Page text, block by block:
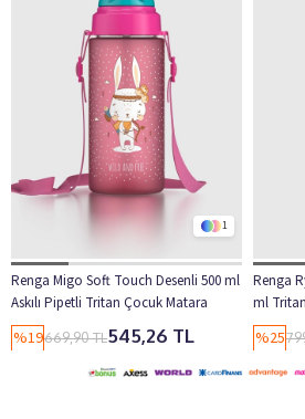
1
Renga Migo Soft Touch Desenli 500 ml
Askılı Pipetli Tritan Çocuk Matara
912142 Pembe
545,26 TL
669,90 TL
%19
Renga
ml
%25